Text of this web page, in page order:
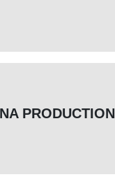
PRODUCTION